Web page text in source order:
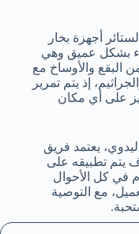
أجهزة بخار
بشكل عميق وهي
البقع والأوساخ مع
إذ يتم تمرير
على أي مكان
يعتمد فريق
يتم تطبيقه على
في كل الأحوال
مع التوصية